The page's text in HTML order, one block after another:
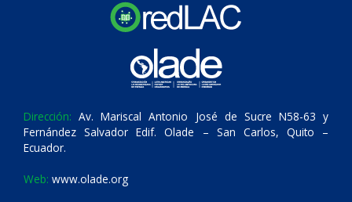
Dirección: Av. Mariscal Antonio José de Sucre N58-63 y
Fernández Salvador Edif. Olade – San Carlos, Quito –
Ecuador.
Web: www.olade.org